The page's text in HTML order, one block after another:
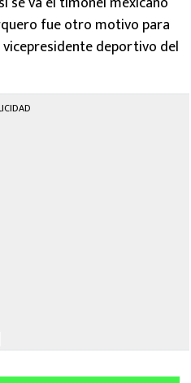
fue otro motivo para
deportivo del